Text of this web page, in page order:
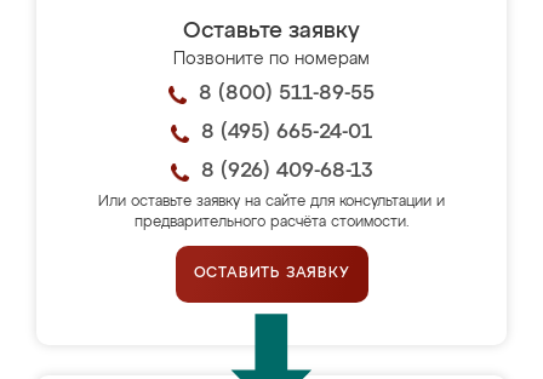
Оставьте заявку
Позвоните по номерам
8 (800) 511-89-55
8 (495) 665-24-01
8 (926) 409-68-13
Или оставьте заявку на сайте для консультации и
предварительного расчёта стоимости.
ОСТАВИТЬ ЗАЯВКУ